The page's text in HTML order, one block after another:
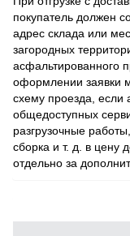
покупатель должен
адрес склада или
загородных
асфальтированного
оформлении заявки
схему проезда, если
общедоступных
разгрузочные
сборка и т. д. в цену
отдельно за